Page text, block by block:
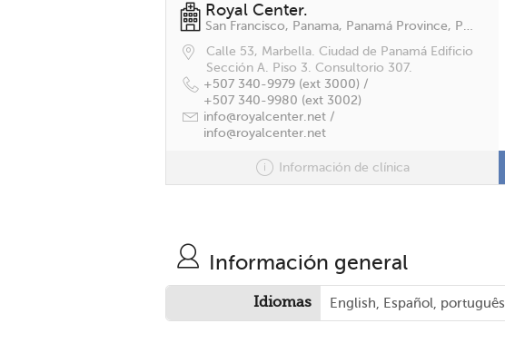
Royal Center.
San Francisco, Panama, Panamá Province, Panamá
Calle 53, Marbella. Ciudad de Panamá Edificio
Sección A. Piso 3. Consultorio 307.
+507 340-9979 (ext 3000) /
+507 340-9980 (ext 3002)
info@royalcenter.net /
info@royalcenter.net
Información de clínica
Información general
Idiomas English, Español, português